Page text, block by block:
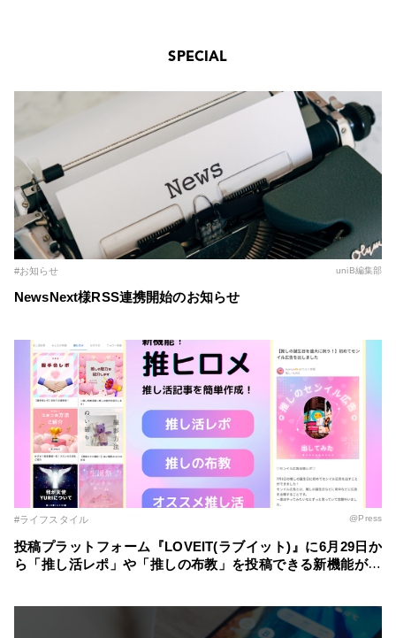
SPECIAL
#お知らせ uniB編集部
NewsNext様RSS連携開始のお知らせ
#ライフスタイル @Press
投稿プラットフォーム『LOVEIT(ラブイット)』に6月29日か
ら「推し活レポ」や「推しの布教」を投稿できる新機能が登